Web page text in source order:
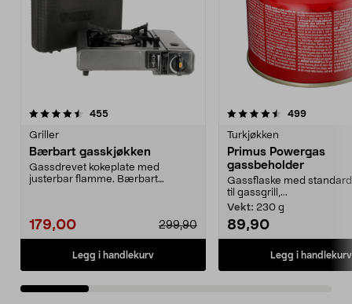
455anmeldelser
Griller
Bærbart gasskjøkken
Gassdrevet kokeplate med
justerbar flamme. Bærbart
179,00 299,90
Legg i handlekurv
4.5 av 5 stjerner 499
Turkjøkken
Primus Powergas
gassbeholder
Gassflaske med
til gassgrill,...
Vekt: 230 g
89,90
Legg i handlekurv
4.5 av 5 stjerner